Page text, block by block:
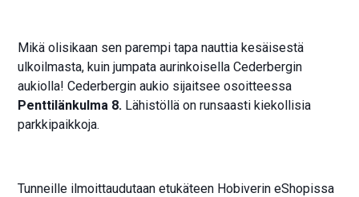
Mikä olisikaan sen parempi tapa nauttia kesäisestä
ulkoilmasta, kuin jumpata aurinkoisella Cederbergin
aukiolla! Cederbergin aukio sijaitsee osoitteessa
Penttilänkulma 8. Lähistöllä on runsaasti kiekollisia
parkkipaikkoja.
Tunneille ilmoittaudutaan etukäteen Hobiverin eShopissa